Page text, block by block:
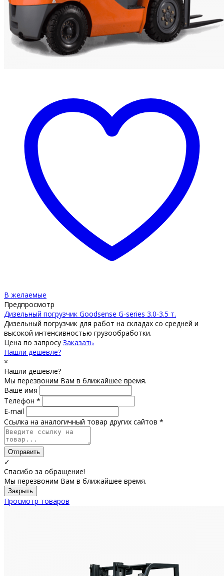
В желаемые
Предпросмотр
Дизельный погрузчик Goodsense G-series 3.0-3.5 т.
Дизельный погрузчик для работ на складах со средней и
высокой интенсивностью грузообработки.
Цена по запросу Заказать
Нашли дешевле?
×
Нашли дешевле?
Мы перезвоним Вам в ближайшее время.
Ваше имя
Телефон *
E-mail
Ссылка на аналогичный товар других сайтов *
Отправить
✓
Спасибо за обращение!
Мы перезвоним Вам в ближайшее время.
Закрыть
Просмотр товаров